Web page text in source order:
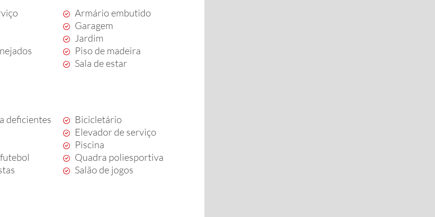
Armário embutido
Garagem
Jardim
Piso de madeira
Sala de estar
deficientes
Bicicletário
Elevador de serviço
Piscina
Quadra poliesportiva
Salão de jogos